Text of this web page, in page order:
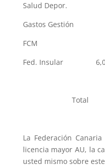
Salud
Gastos
FCM
Fed. Insular
Total
La Federación
licencia mayor AU, la
usted mismo sobre